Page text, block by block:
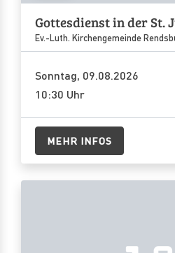
Gottesdienst in der St.
Ev.-Luth. Kirchengemeinde
Sonntag, 09.08.2026
10:30 Uhr
MEHR INFOS